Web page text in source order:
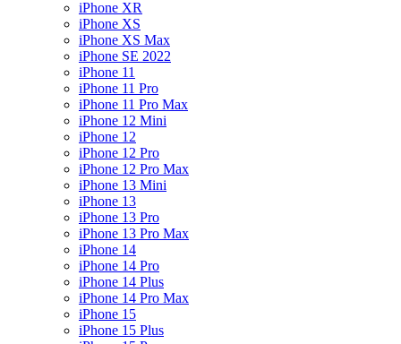
iPhone XR
iPhone XS
iPhone XS Max
iPhone SE 2022
iPhone 11
iPhone 11 Pro
iPhone 11 Pro Max
iPhone 12 Mini
iPhone 12
iPhone 12 Pro
iPhone 12 Pro Max
iPhone 13 Mini
iPhone 13
iPhone 13 Pro
iPhone 13 Pro Max
iPhone 14
iPhone 14 Pro
iPhone 14 Plus
iPhone 14 Pro Max
iPhone 15
iPhone 15 Plus